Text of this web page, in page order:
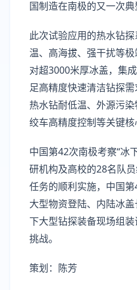
国制造在南极的又一次典
此次试验应用的热水钻
温、高海拔、强干扰等
对超3000米厚冰盖，集
足高精度快速清洁钻探
热水钻耐低温、外源污
绞车高精度控制等关键核
中国第42次南极考察“冰
研机构及高校的28名队
任务的顺利实施，中国
大型物资登陆、内陆冰
下大型钻探装备现场组
挑战。
策划：陈芳